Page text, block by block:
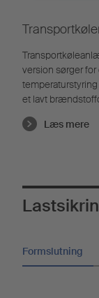
version sørger
et lavt
Læs mere
Formslutning